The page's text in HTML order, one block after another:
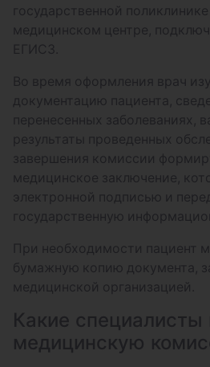
государственной
медицинском центре,
ЕГИСЗ.
Во время оформления врач
документацию пациента,
перенесенных заболеваниях,
результаты проведенных
завершения комиссии
медицинское заключение,
электронной подписью и
государственную
При необходимости пациент
бумажную копию документа,
медицинской организацией.
Какие специалисты
медицинскую